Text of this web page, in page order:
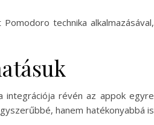
technika alkalmazásával,
integrációja révén az appok egyre
hanem hatékonyabbá is